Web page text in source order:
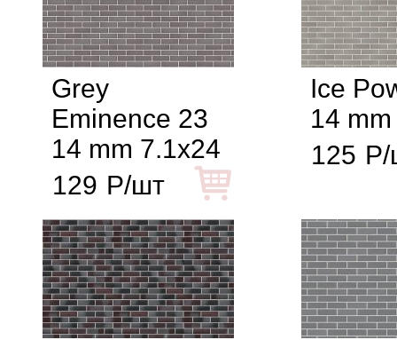
Grey
Eminence 23
14 mm 7.1x24
129 Р/шт
Ice
14
125 Р/